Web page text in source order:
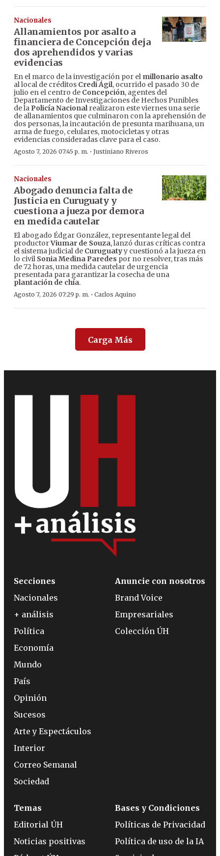
Nacionales
Allanamientos por asalto a
financiera de Concepción deja
dos aprehendidos y varias
evidencias
En el marco de la investigación por el millonario asalto
al local de créditos Credi Ágil, ocurrido el pasado 30 de
julio en el centro de Concepción, agentes del
Departamento de Investigaciones de Hechos Punibles
de la Policía Nacionalrealizaron este viernes una serie
de allanamientos que culminaron con la aprehensión de
dos personas, la incautación de presunta marihuana, un
arma de fuego, celulares, motocicletas y otras
evidencias consideradas clave para el caso.
Agosto 7, 2026 07:45 p. m. · Justiniano Riveros
Nacionales
Abogado denuncia falta de
Justicia en Curuguaty y
cuestiona a jueza por demora
en medida cautelar
El abogado Édgar González, representante legal del
productorViumar de Souza, lanzó duras críticas contra
el sistema judicial de Curuguatyy cuestionó a la jueza en
lo civil Sonia Medina Paredes por no resolver, tras más
de 72 horas, una medida cautelar de urgencia
presentada para garantizar la cosecha de una
plantación de chía.
Agosto 7, 2026 07:29 p. m. · Carlos Aquino
Carga Más
Secciones
Nacionales
+ análisis
Política
Economía
Mundo
País
Opinión
Sucesos
Arte y Espectáculos
Interior
Correo Semanal
Sociedad
Anuncie con nosotros
Brand Voice
Empresariales
Colección ÚH
Temas
Editorial ÚH
Noticias positivas
Bases y Condiciones
Políticas de Privacidad
Política de uso de la IA